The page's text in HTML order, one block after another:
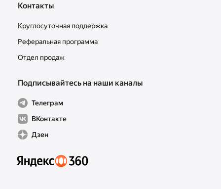
Контакты
Круглосуточная поддержка
Реферальная программа
Отдел продаж
Подписывайтесь на наши каналы
Телеграм
ВКонтакте
Дзен